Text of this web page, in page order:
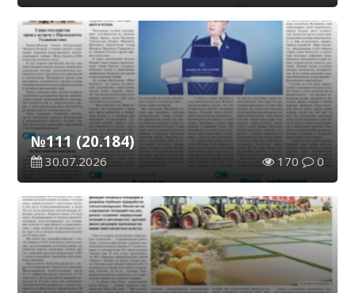
№111 (20.184)
30.07.2026 170 0